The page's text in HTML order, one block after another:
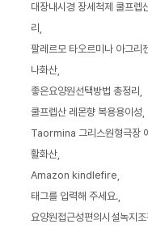
대장내시경 장세척제 쿨프렙
리
팔레르모 타오르미나 아그리
나화산
좋은요양원선택방법 총정리
쿨프렙산 레몬향 복용용이성
Taormina 그리스원형극장
활화산
Amazon kindlefire
태그를 입력해 주세요.
요양원접근성편의시설녹지조